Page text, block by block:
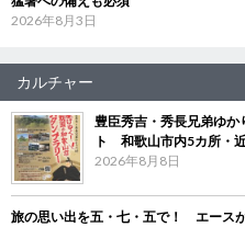
2026年8月3日
カルチャー
豊臣秀吉・秀長兄弟ゆ
ト 和歌山市内5カ所・
2026年8月8日
旅の思い出を五・七・五で！ エース